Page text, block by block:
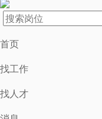
首页
找工作
找人才